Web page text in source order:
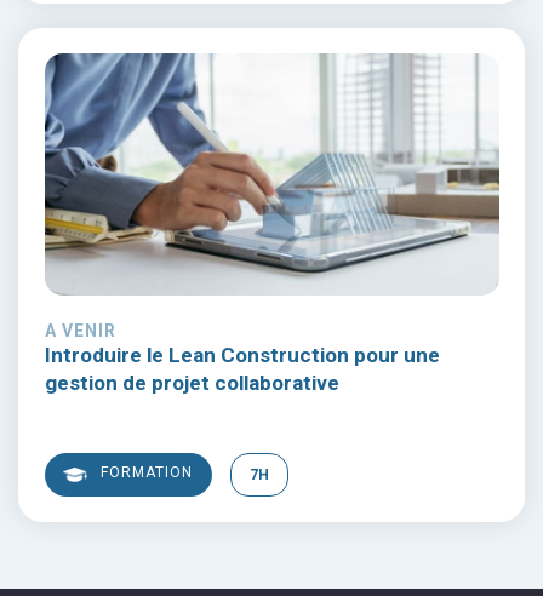
A VENIR
Introduire le Lean Construction pour une
gestion de projet collaborative
FORMATION 7H